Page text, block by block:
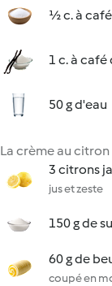
½ c. à
1 c. à
50 g d'eau
La crème au citron
3 citrons
jus et zeste
150 g de
60 g de
coupé en